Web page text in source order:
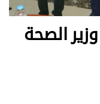
وزير الصحة